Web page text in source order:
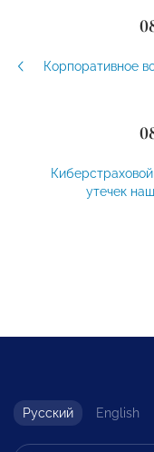
Корпоративное
утечек
Русский English